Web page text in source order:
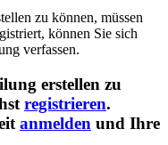
zu können, müssen
können Sie sich
verfassen.
erstellen zu
registrieren.
anmelden und Ihre